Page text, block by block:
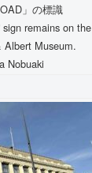
」の標識
remains on the
Albert Museum.
Nobuaki